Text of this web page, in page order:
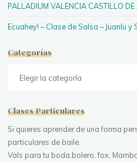
PALLADIUM VALENCIA CASTILLO
Ecuahey! – Clase de Salsa – Juanlu y
Categorías
Clases Particulares
Si quieres aprender de una forma
particulares de baile.
Vals para tu boda,bolero, fox,